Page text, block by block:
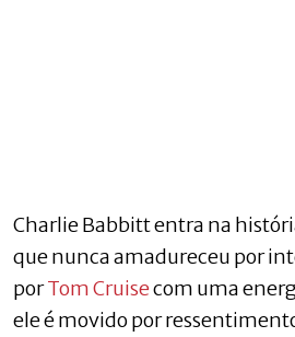
Charlie Babbitt entra na
que nunca amadureceu por
porTom Cruisecom uma
ele é movido por